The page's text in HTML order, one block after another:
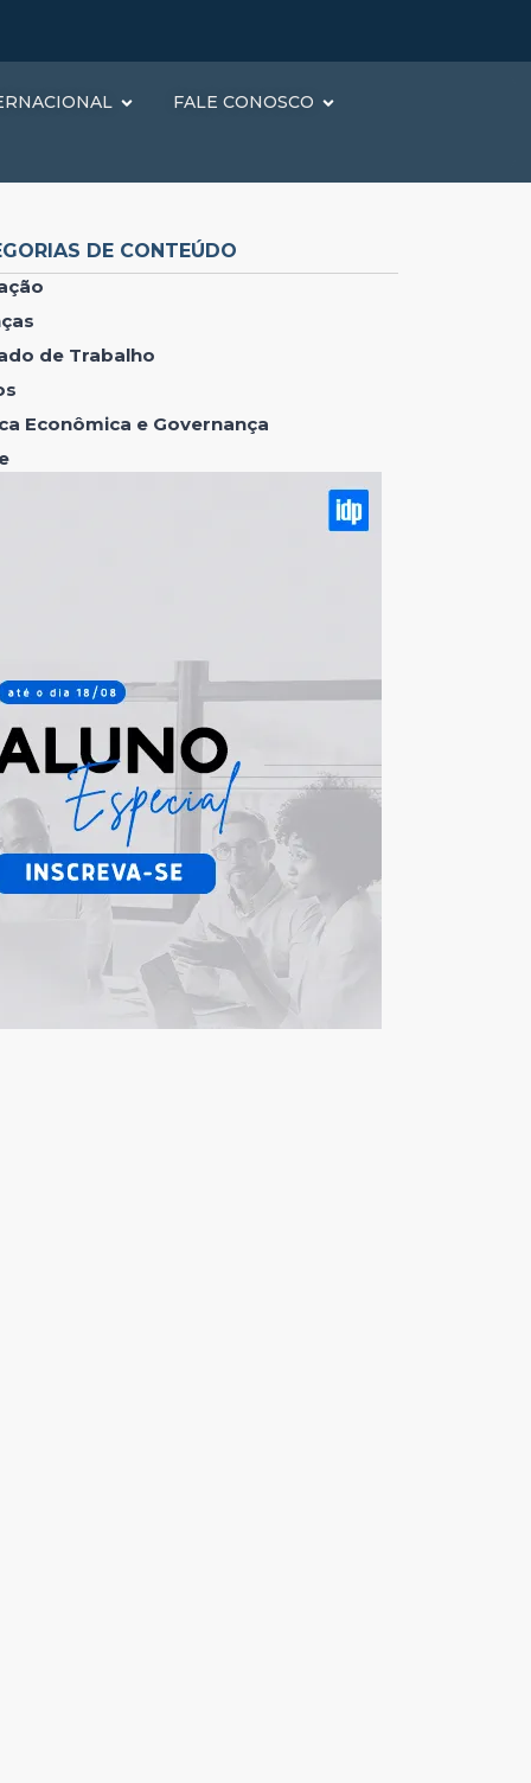
FALE CONOSCO
DE CONTEÚDO
de Trabalho
Econômica e Governança